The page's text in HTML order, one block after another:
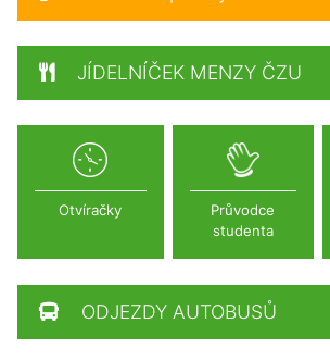
JÍDELNÍČEK MENZY ČZU
Otvíračky
Průvodce
studenta
ODJEZDY AUTOBUSŮ